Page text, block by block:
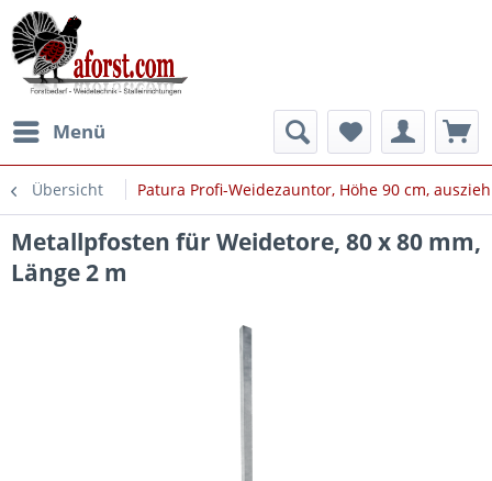
Menü
Übersicht Patura Profi-Weidezauntor, Höhe 90 cm,
Metallpfosten für Weidetore, 80 x 80 mm,
Länge 2 m